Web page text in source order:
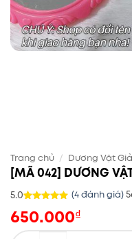
Trang chủ / Dương Vật Giả
[MÃ 042] DƯƠNG
5.0
dựa trên
(4đánh giá)
650.000₫